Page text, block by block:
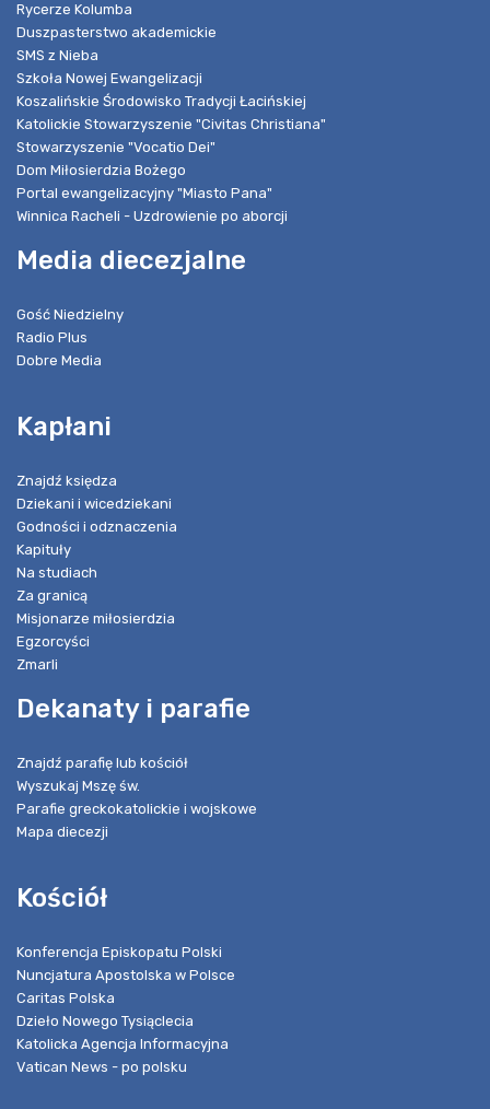
Rycerze Kolumba
Duszpasterstwo akademickie
SMS z Nieba
Szkoła Nowej Ewangelizacji
Koszalińskie Środowisko Tradycji Łacińskiej
Katolickie Stowarzyszenie "Civitas Christiana"
Stowarzyszenie "Vocatio Dei"
Dom Miłosierdzia Bożego
Portal ewangelizacyjny "Miasto Pana"
Winnica Racheli - Uzdrowienie po aborcji
Media diecezjalne
Gość Niedzielny
Radio Plus
Dobre Media
Kapłani
Znajdź księdza
Dziekani i wicedziekani
Godności i odznaczenia
Kapituły
Na studiach
Za granicą
Misjonarze miłosierdzia
Egzorcyści
Zmarli
Dekanaty i parafie
Znajdź parafię lub kościół
Wyszukaj Mszę św.
Parafie greckokatolickie i wojskowe
Mapa diecezji
Kościół
Konferencja Episkopatu Polski
Nuncjatura Apostolska w Polsce
Caritas Polska
Dzieło Nowego Tysiąclecia
Katolicka Agencja Informacyjna
Vatican News - po polsku